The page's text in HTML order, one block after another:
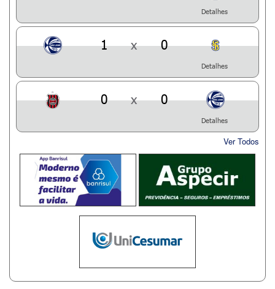
Detalhes
1 x 0
Detalhes
0 x 0
Detalhes
Ver Todos